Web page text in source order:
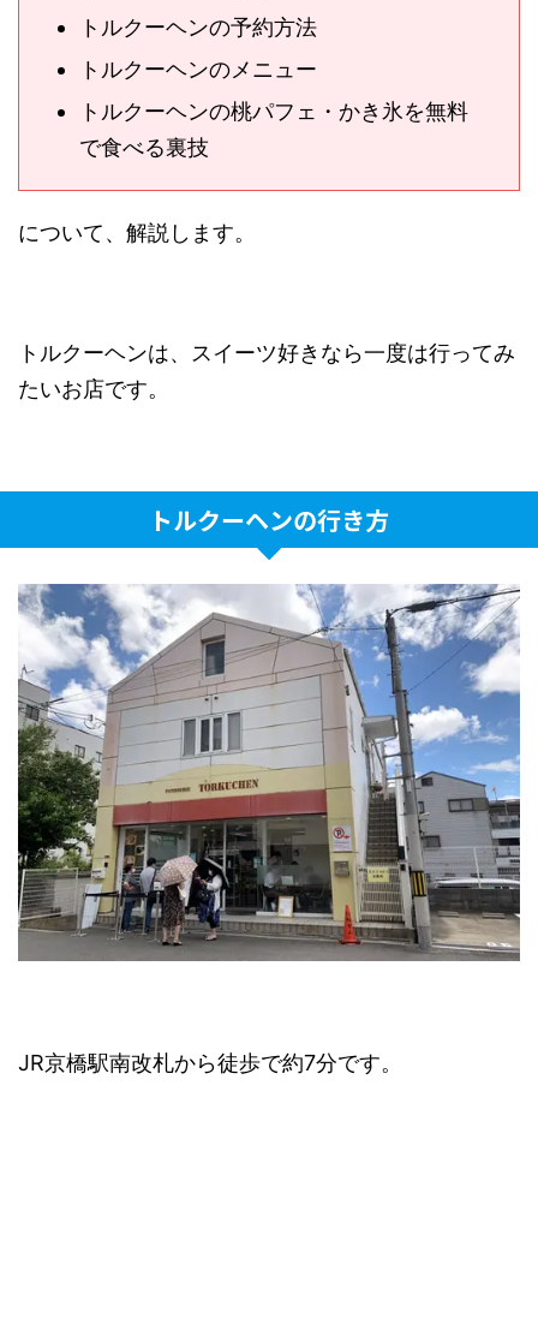
トルクーヘンの予約方法
トルクーヘンのメニュー
トルクーヘンの桃パフェ・かき氷を無料
で食べる裏技
について、解説します。
トルクーヘンは、スイーツ好きなら一度は行ってみ
たいお店です。
トルクーヘンの行き方
JR京橋駅南改札から徒歩で約7分です。